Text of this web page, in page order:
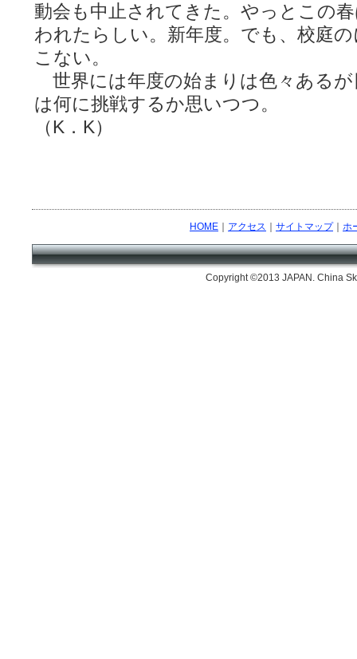
動会も中止されてきた。やっとこの
われたらしい。新年度。でも、校庭
こない。
世界には年度の始まりは色々あるが
は何に挑戦するか思いつつ。
（K．K）
HOME アクセス サイトマップ｜ ホ
Copyright ©2013 JAPAN. China